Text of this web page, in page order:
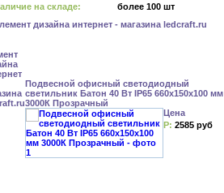
на складе: более 100 шт
Подвесной офисный светодиодный
светильник Батон 40 Вт IP65 660x150x100 мм
3000К Прозрачный
Цена
Р: 2585 руб